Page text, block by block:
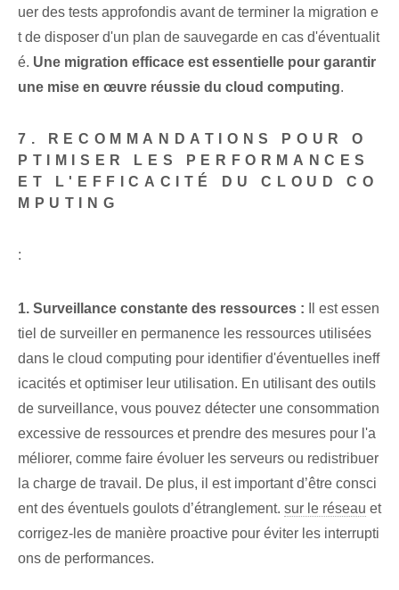
uer des tests approfondis avant de terminer la migration e
t de disposer d'un plan de sauvegarde en cas d'éventualit
é. Une migration efficace est essentielle pour garantir
une mise en œuvre réussie du cloud computing.
7. RECOMMANDATIONS POUR O
PTIMISER LES PERFORMANCES
ET L'EFFICACITÉ DU CLOUD CO
MPUTING
:
1. Surveillance constante⁢ des ressources : Il est essen
tiel de surveiller en permanence les ressources utilisées
dans le cloud computing pour identifier d'éventuelles ineff
icacités et optimiser leur utilisation. En utilisant des outils
de surveillance, vous pouvez détecter une consommation
excessive de ressources et prendre des mesures pour l'a
méliorer, comme faire évoluer les serveurs ou redistribuer
la charge de travail. De plus, il est important d’être consci
ent des éventuels goulots d’étranglement. sur le réseau et
corrigez-les de manière proactive pour éviter les interrupti
ons de performances.